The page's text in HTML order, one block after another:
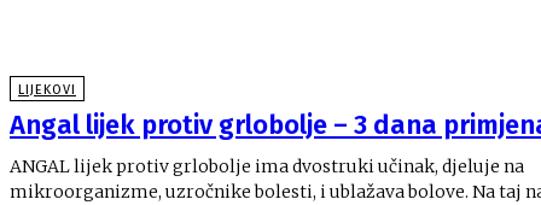
LIJEKOVI
Angal lijek protiv grlobolje – 3 dana
ANGAL lijek protiv grlobolje ima dvostruki učinak, djeluje na
mikroorganizme, uzročnike bolesti, i ublažava bolove. Na taj